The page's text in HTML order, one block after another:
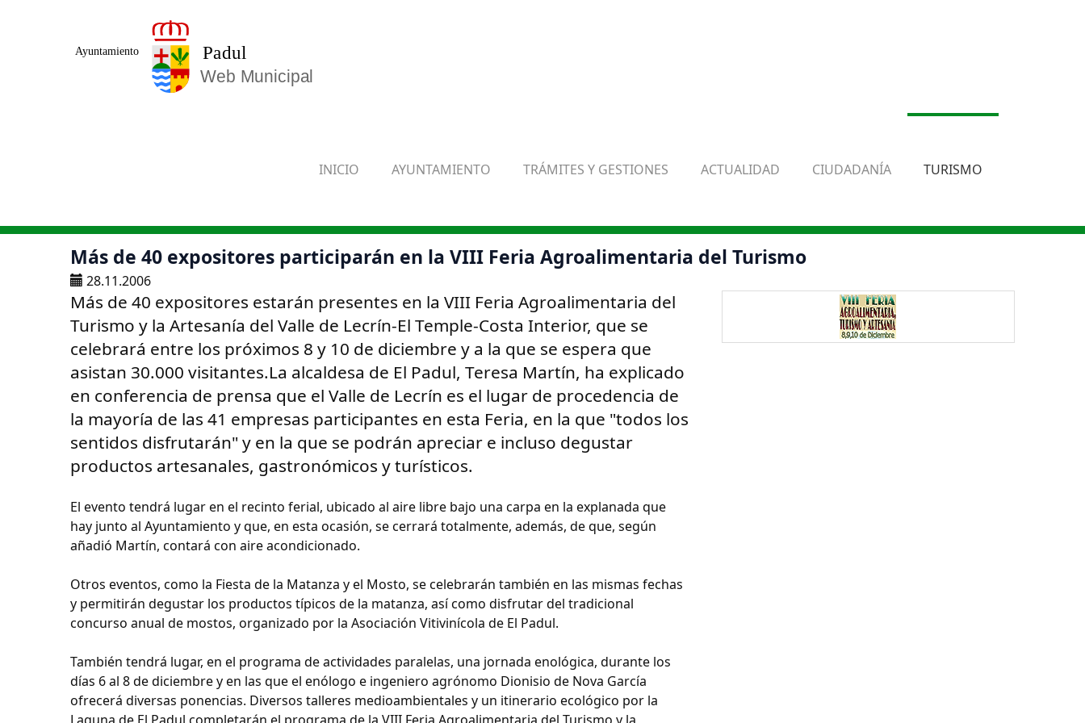
INICIO AYUNTAMIENTO TRÁMITES Y GESTIONES ACTUALIDAD CIUDADANÍA TURISMO
Más de 40 expositores participarán en la VIII Feria Agroalimentaria del Turismo
28.11.2006
Más de 40 expositores estarán presentes en la VIII Feria Agroalimentaria del
Turismo y la Artesanía del Valle de Lecrín-El Temple-Costa Interior, que se
celebrará entre los próximos 8 y 10 de diciembre y a la que se espera que
asistan 30.000 visitantes.La alcaldesa de El Padul, Teresa Martín, ha explicado
en conferencia de prensa que el Valle de Lecrín es el lugar de procedencia de
la mayoría de las 41 empresas participantes en esta Feria, en la que "todos los
sentidos disfrutarán" y en la que se podrán apreciar e incluso degustar
productos artesanales, gastronómicos y turísticos.
El evento tendrá lugar en el recinto ferial, ubicado al aire libre bajo una carpa en la explanada que
hay junto al Ayuntamiento y que, en esta ocasión, se cerrará totalmente, además, de que, según
añadió Martín, contará con aire acondicionado.
Otros eventos, como la Fiesta de la Matanza y el Mosto, se celebrarán también en las mismas fechas
y permitirán degustar los productos típicos de la matanza, así como disfrutar del tradicional
concurso anual de mostos, organizado por la Asociación Vitivinícola de El Padul.
También tendrá lugar, en el programa de actividades paralelas, una jornada enológica, durante los
días 6 al 8 de diciembre y en las que el enólogo e ingeniero agrónomo Dionisio de Nova García
ofrecerá diversas ponencias. Diversos talleres medioambientales y un itinerario ecológico por la